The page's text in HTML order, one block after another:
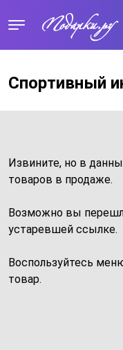
Спортивный
Извините, но в
товаров в продаже.
Возможно вы
устаревшей ссылке.
Воспользуйтесь
товар.